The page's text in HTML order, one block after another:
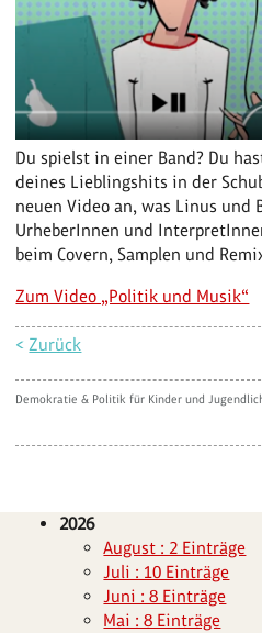
Du spielst in einer Band? Du
deines Lieblingshits in der
neuen Video an, was Linus und
UrheberInnen und
beim Covern, Samplen und
Zum Video „Politik und Musik“
<Zurück
Demokratie & Politik für Kinder und
2026
August : 2 Einträge
Juli : 10 Einträge
Juni : 8 Einträge
Mai : 8 Einträge